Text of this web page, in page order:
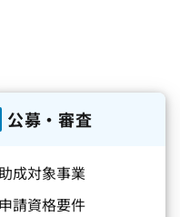
公募・審査
成対象事業
申請資格要件